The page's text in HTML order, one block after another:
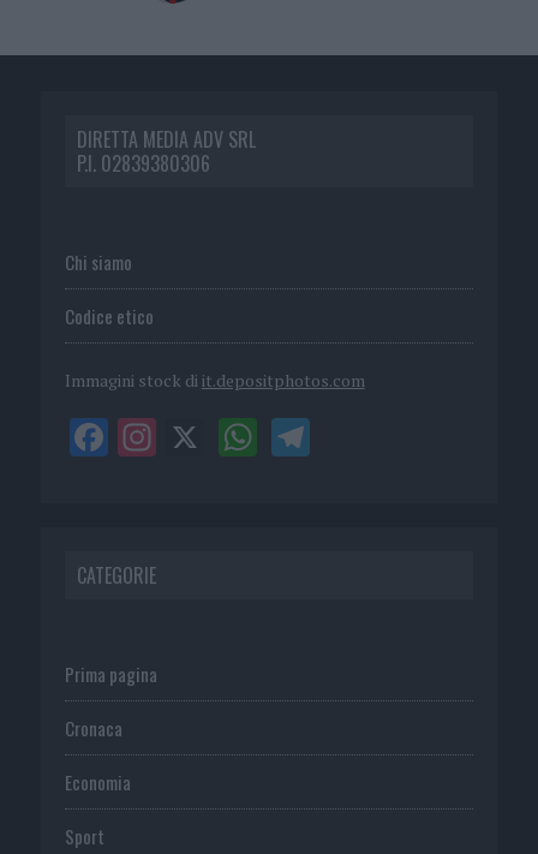
DIRETTA MEDIA ADV SRL
P.I. 02839380306
Chi siamo
Codice etico
Immagini stock di it.depositphotos.com
CATEGORIE
Prima pagina
Cronaca
Economia
Sport